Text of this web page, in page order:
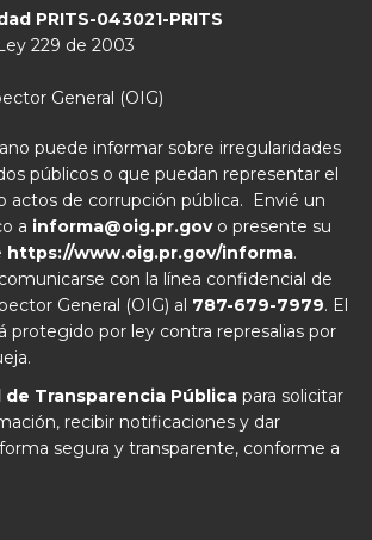
PRITS-043021-PRITS
229 de 2003
General (OIG)
puede informar sobre irregularidades
públicos o que puedan representar el
actos de corrupción pública. Envié un
a informa@oig.pr.govo presente su
https://www.oig.pr.gov/informa.
con la línea confidencial de
General (OIG) al 787-679-7979. El
protegido por ley contra represalias por
de Transparencia Pública para solicitar
recibir notificaciones y dar
segura y transparente, conforme a